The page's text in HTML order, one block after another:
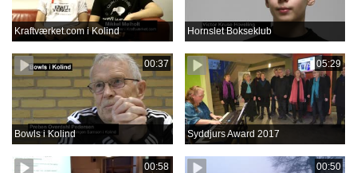
Kraftværket.com i Kolind Hornslet Bokseklub
00:37
Bowls i Kolind
05:29
Syddjurs Award 2017
00:58 00:50